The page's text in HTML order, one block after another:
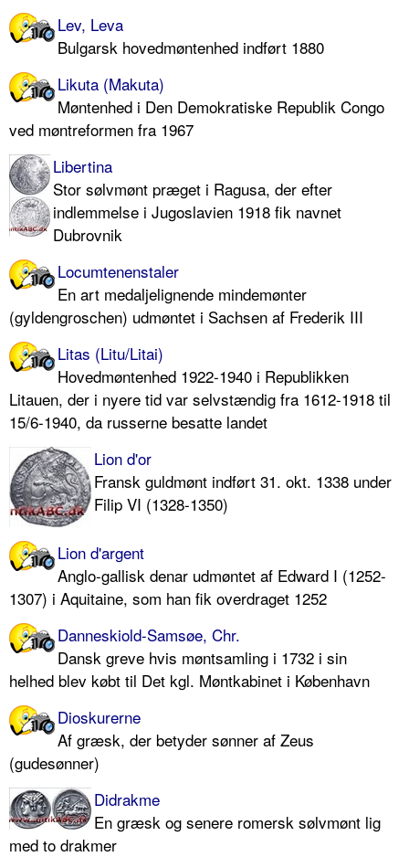
Lev, Leva
Bulgarsk hovedmøntenhed indført 1880
Likuta (Makuta)
Møntenhed i Den Demokratiske Republik Congo
ved møntreformen fra 1967
Libertina
Stor sølvmønt præget i Ragusa, der efter
indlemmelse i Jugoslavien 1918 fik navnet
Dubrovnik
Locumtenenstaler
En art medaljelignende mindemønter
(gyldengroschen) udmøntet i Sachsen af Frederik III
Litas (Litu/Litai)
Hovedmøntenhed 1922-1940 i Republikken
Litauen, der i nyere tid var selvstændig fra 1612-1918 til
15/6-1940, da russerne besatte landet
Lion d'or
Fransk guldmønt indført 31. okt. 1338 under
Filip VI (1328-1350)
Lion d'argent
Anglo-gallisk denar udmøntet af Edward I (1252-
1307) i Aquitaine, som han fik overdraget 1252
Danneskiold-Samsøe, Chr.
Dansk greve hvis møntsamling i 1732 i sin
helhed blev købt til Det kgl. Møntkabinet i København
Dioskurerne
Af græsk, der betyder sønner af Zeus
(gudesønner)
Didrakme
En græsk og senere romersk sølvmønt lig
med to drakmer